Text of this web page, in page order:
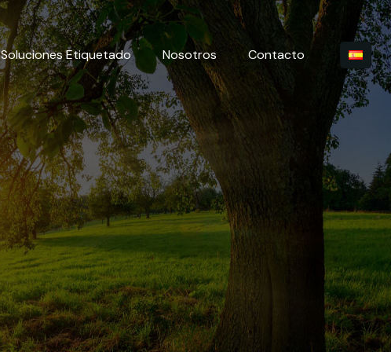
Soluciones Etiquetado Nosotros Contacto